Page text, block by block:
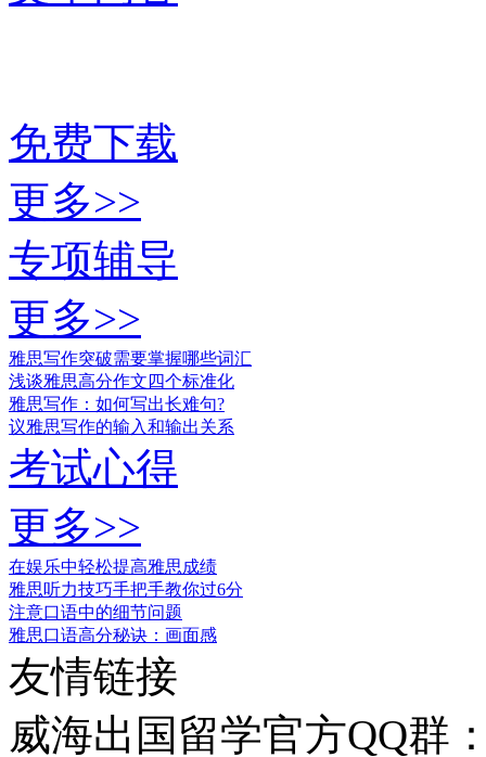
免费下载
更多>>
专项辅导
更多>>
雅思写作突破需要掌握哪些词汇
浅谈雅思高分作文四个标准化
雅思写作：如何写出长难句?
议雅思写作的输入和输出关系
考试心得
更多>>
在娱乐中轻松提高雅思成绩
雅思听力技巧手把手教你过6分
注意口语中的细节问题
雅思口语高分秘诀：画面感
友情链接
威海出国留学官方QQ群